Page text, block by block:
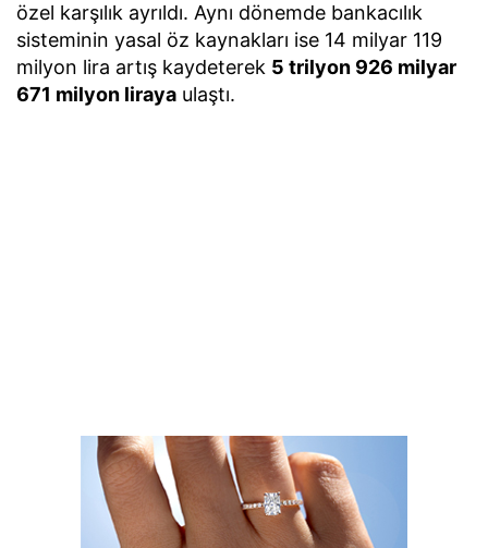
özel karşılık ayrıldı. Aynı dönemde bankacılık
sisteminin yasal öz kaynakları ise 14 milyar 119
milyon lira artış kaydeterek 5 trilyon 926 milyar
671 milyon liraya ulaştı.